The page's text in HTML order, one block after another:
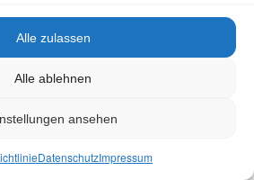
Alle zulassen
Alle ablehnen
ansehen
DatenschutzImpressum
Arten. Doch sollte ein gewisser
guten Bildband wie diesen in Händen
„Ich bau dir ein Haus, kleine